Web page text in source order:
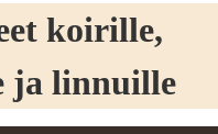
koirille,
ja linnuille